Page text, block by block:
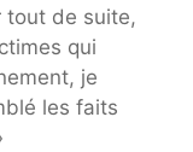
tout de suite,
qui
je
les faits